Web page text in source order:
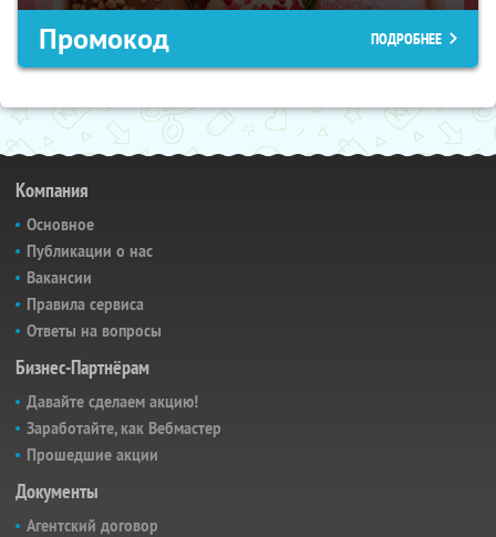
Промокод ПОДРОБНЕЕ
Компания
Основное
Публикации о нас
Вакансии
Правила сервиса
Ответы на вопросы
Бизнес-Партнёрам
Давайте сделаем акцию!
Заработайте, как Вебмастер
Прошедшие акции
Документы
Агентский договор